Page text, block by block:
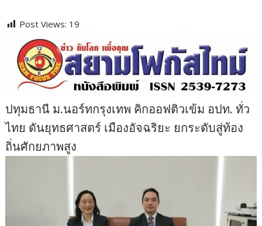
Post Views: 19
ปทุมธานี ม.นอร์ทกรุงเทพ คิกออฟติวเข้ม อปท. ทั่ว
ไทย ดันยุทธศาสตร์ เมืองอัจฉริยะ ยกระดับสู่ท้อง
ถิ่นศักยภาพสูง